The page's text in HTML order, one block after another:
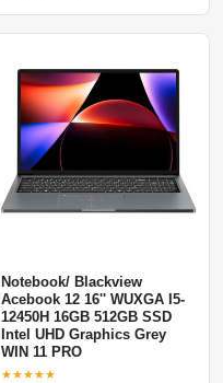
Notebook/ Blackview
Acebook 12 16'' WUXGA I5-
12450H 16GB 512GB SSD
Intel UHD Graphics Grey
WIN 11 PRO
★★★★★